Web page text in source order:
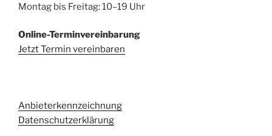
Montag bis Freitag: 10–19 Uhr
Online-Terminvereinbarung
Jetzt Termin vereinbaren
Anbieterkennzeichnung
Datenschutzerklärung